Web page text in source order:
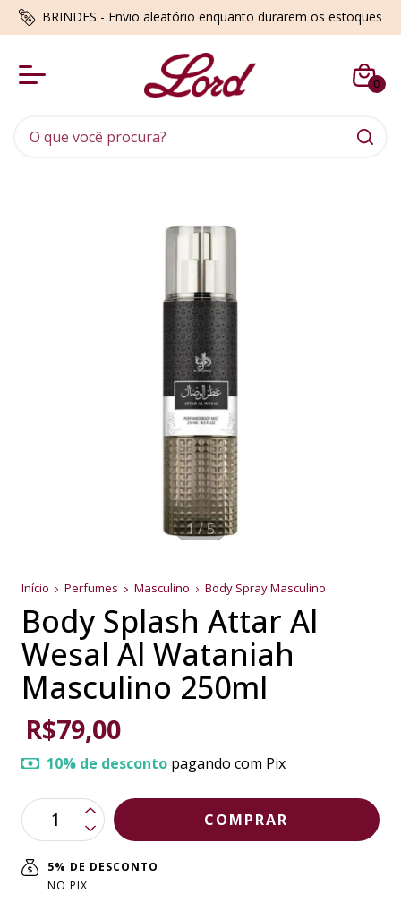
BRINDES - Envio aleatório enquanto durarem os estoques
0
1/5
Início Perfumes Masculino Body Spray Masculino
Body Splash Attar Al
Wesal Al Wataniah
Masculino 250ml
R$79,00
10% de desconto pagando com Pix
5% DE DESCONTO
NO PIX